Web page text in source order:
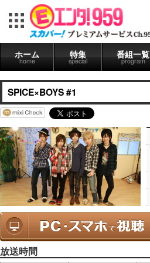
ホーム
home
特集
special
番組一覧
program
SPICE×BOYS #1
放送時間